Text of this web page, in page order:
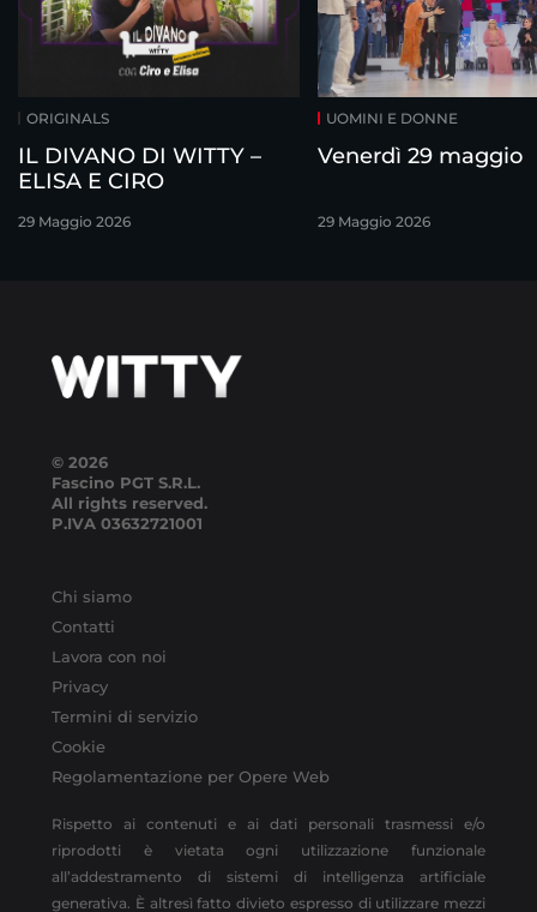
ORIGINALS
IL DIVANO DI WITTY –
ELISA E CIRO
29 Maggio 2026
UOMINI E DONNE
Venerdì 29 maggio
29 Maggio 2026
© 2026
Fascino PGT S.R.L.
All rights reserved.
P.IVA 03632721001
Chi siamo
Contatti
Lavora con noi
Privacy
Termini di servizio
Cookie
Regolamentazione per Opere Web
Rispetto ai contenuti e ai dati personali trasmessi e/o
riprodotti è vietata ogni utilizzazione funzionale
all’addestramento di sistemi di intelligenza artificiale
generativa. È altresì fatto divieto espresso di utilizzare mezzi